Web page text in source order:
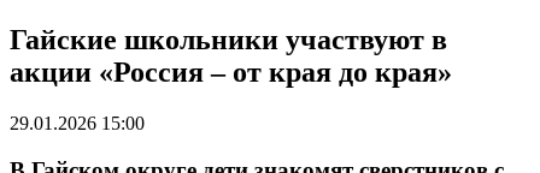
Гайские школьники участвуют в
акции «Россия – от края до края»
29.01.2026 15:00